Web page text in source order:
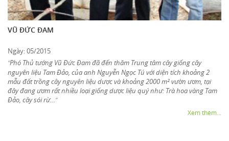
VŨ ĐỨC ĐAM
Ngày: 05/2015
“Phó Thủ tướng Vũ Đức Đam đã đến thăm Trung tâm cây giống cây
nguyên liệu Tam Đảo, của anh Nguyễn Ngọc Tú với diện tích khoảng 2
mẫu đất trồng cây nguyên liệu dược và khoảng 2000 m² vườn ươm, tại
đây đang ươm rất nhiều loại giống dược liệu quý như: Trà hoa vàng Tam
Đảo, cây sói rừ… ”
Xem thêm...